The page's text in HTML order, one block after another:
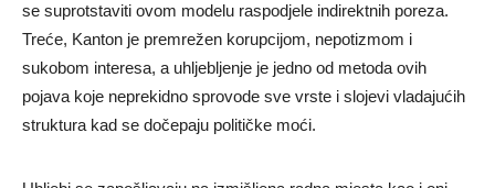
se suprotstaviti ovom modelu raspodjele indirektnih poreza.
Treće, Kanton je premrežen korupcijom, nepotizmom i
sukobom interesa, a uhljebljenje je jedno od metoda ovih
pojava koje neprekidno sprovode sve vrste i slojevi vladajućih
struktura kad se dočepaju političke moći.